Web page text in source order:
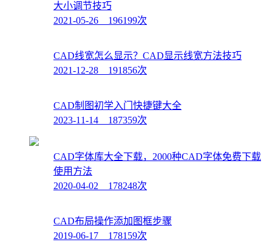
大小调节技巧
2021-05-26 196199次
CAD线宽怎么显示？CAD显示线宽方法技巧
2021-12-28 191856次
CAD制图初学入门快捷键大全
2023-11-14 187359次
CAD字体库大全下载，2000种CAD字体免费下载
使用方法
2020-04-02 178248次
CAD布局操作添加图框步骤
2019-06-17 178159次